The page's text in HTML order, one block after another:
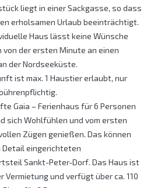
liegt in einer Sackgasse, so dass
erholsamen Urlaub beeinträchtigt.
Haus lässt keine Wünsche
der ersten Minute an einen
der Nordseeküste.
ist max. 1 Haustier erlaubt, nur
Gaia – Ferienhaus für 6 Personen
sich Wohlfühlen und vom ersten
Zügen genießen. Das können
Detail eingerichteten
Sankt-Peter-Dorf. Das Haus ist
Vermietung und verfügt über ca. 110